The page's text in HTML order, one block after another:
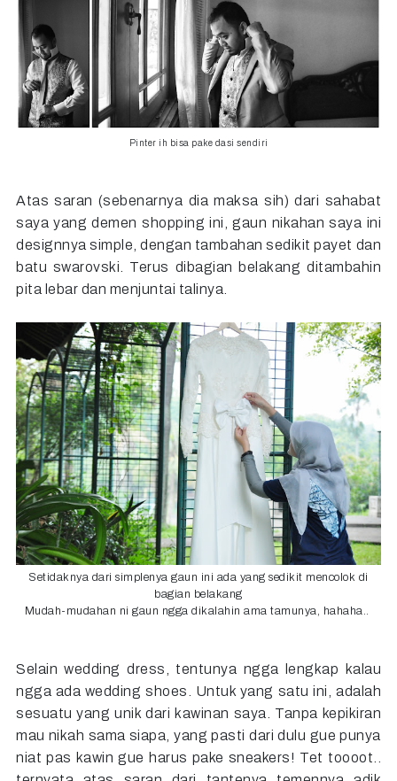
Pinter ih bisa pake dasi sendiri
Atas saran (sebenarnya dia maksa sih) dari sahabat
saya yang demen shopping ini, gaun nikahan saya ini
designnya simple, dengan tambahan sedikit payet dan
batu swarovski. Terus dibagian belakang ditambahin
pita lebar dan menjuntai talinya.
Setidaknya dari simplenya gaun ini ada yang sedikit mencolok di
bagian belakang
Mudah-mudahan ni gaun ngga dikalahin ama tamunya, hahaha..
Selain wedding dress, tentunya ngga lengkap kalau
ngga ada wedding shoes. Untuk yang satu ini, adalah
sesuatu yang unik dari kawinan saya. Tanpa kepikiran
mau nikah sama siapa, yang pasti dari dulu gue punya
niat pas kawin gue harus pake sneakers! Tet toooot..